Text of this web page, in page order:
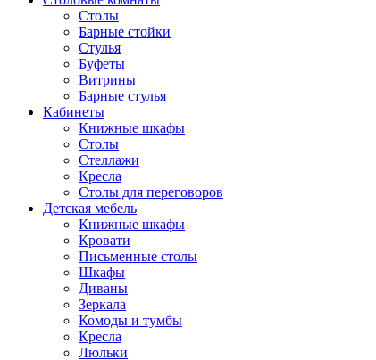
Столы
Барные стойки
Стулья
Буфеты
Витрины
Барные стулья
Кабинеты
Книжные шкафы
Cтолы
Стеллажи
Кресла
Столы для переговоров
Детская мебель
Книжные шкафы
Кровати
Письменные столы
Шкафы
Диваны
Зеркала
Комоды и тумбы
Кресла
Люльки